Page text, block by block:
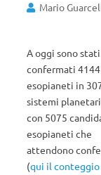
Mario
A oggi sono stati
confermati 4144
esopianeti in
sistemi
con 5075
esopianeti che
attendono
(qui il conteggio